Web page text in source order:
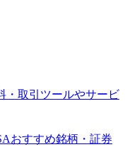
・取引ツールやサービ
おすすめ銘柄・証券